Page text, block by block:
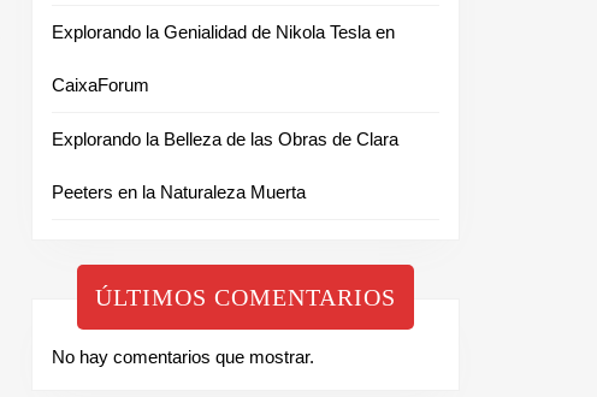
Explorando la Genialidad de Nikola Tesla en
CaixaForum
Explorando la Belleza de las Obras de Clara
Peeters en la Naturaleza Muerta
ÚLTIMOS COMENTARIOS
No hay comentarios que mostrar.